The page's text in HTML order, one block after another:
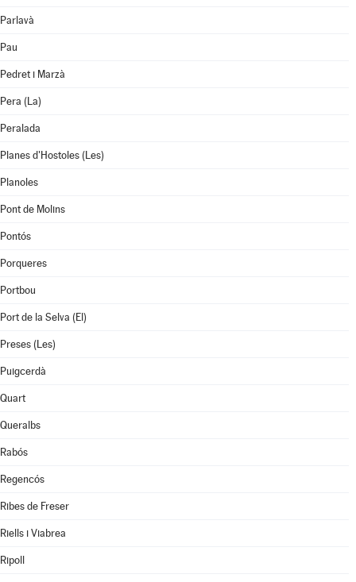
Parlavà
Pau
Pedret i Marzà
Pera (La)
Peralada
Planes d'Hostoles (Les)
Planoles
Pont de Molins
Pontós
Porqueres
Portbou
Port de la Selva (El)
Preses (Les)
Puigcerdà
Quart
Queralbs
Rabós
Regencós
Ribes de Freser
Riells i Viabrea
Ripoll